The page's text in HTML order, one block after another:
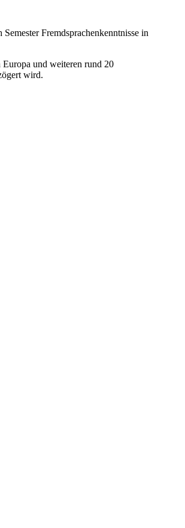
Fremdsprachenkenntnisse in
Europa und weiteren rund 20
wird.